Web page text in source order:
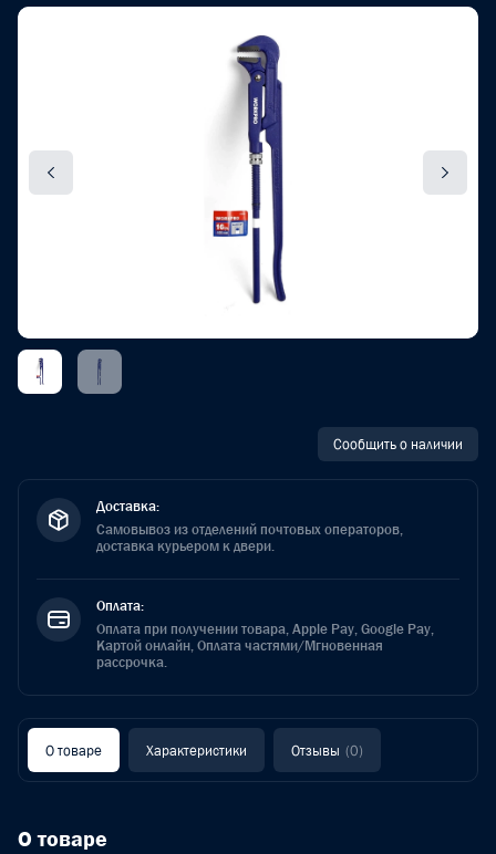
Сообщить о наличии
Доставка:
Самовывоз из отделений почтовых операторов,
доставка курьером к двери.
Оплата:
Оплата при получении товара, Apple Pay, Google Pay,
Картой онлайн, Оплата частями/Мгновенная
рассрочка.
О товаре Характеристики Отзывы (0)
О товаре